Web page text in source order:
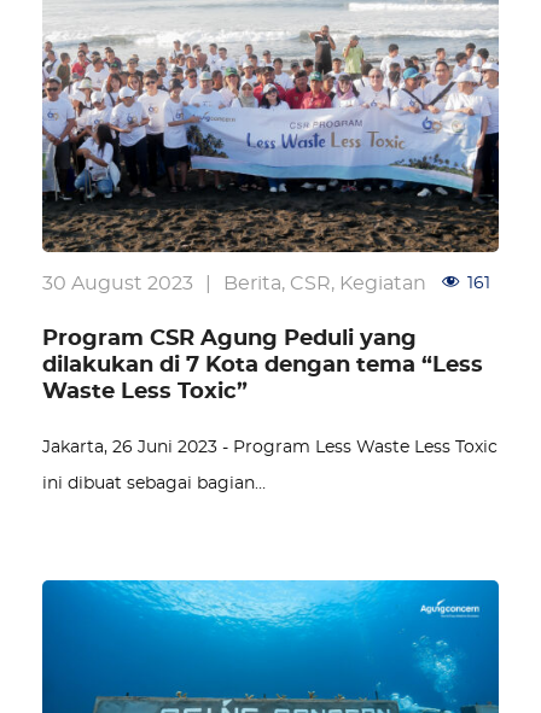
30 August 2023 Berita, CSR, Kegiatan 161
Program CSR Agung Peduli yang
dilakukan di 7 Kota dengan tema “Less
Waste Less Toxic”
Jakarta, 26 Juni 2023 - Program Less Waste Less Toxic
ini dibuat sebagai bagian…